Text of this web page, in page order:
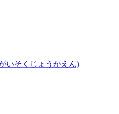
いそくじょうかえん)